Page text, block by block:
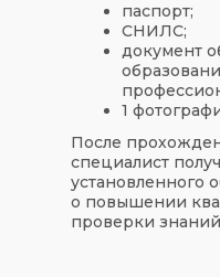
паспорт;
СНИЛС;
документ
1
После
специалист
установленного
о повышении
проверки